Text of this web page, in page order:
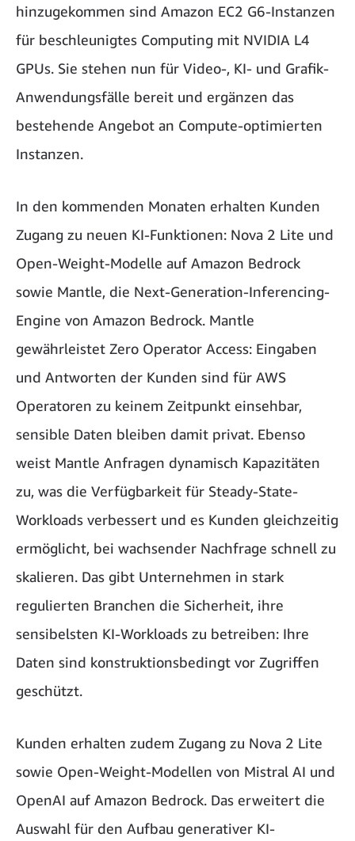
hinzugekommen sind Amazon EC2 G6-Instanzen
für beschleunigtes Computing mit NVIDIA L4
GPUs. Sie stehen nun für Video-, KI- und Grafik-
Anwendungsfälle bereit und ergänzen das
bestehende Angebot an Compute-optimierten
Instanzen.
In den kommenden Monaten erhalten Kunden
Zugang zu neuen KI-Funktionen: Nova 2 Lite und
Open-Weight-Modelle auf Amazon Bedrock
sowie Mantle, die Next-Generation-Inferencing-
Engine von Amazon Bedrock. Mantle
gewährleistet Zero Operator Access: Eingaben
und Antworten der Kunden sind für AWS
Operatoren zu keinem Zeitpunkt einsehbar,
sensible Daten bleiben damit privat. Ebenso
weist Mantle Anfragen dynamisch Kapazitäten
zu, was die Verfügbarkeit für Steady-State-
Workloads verbessert und es Kunden gleichzeitig
ermöglicht, bei wachsender Nachfrage schnell zu
skalieren. Das gibt Unternehmen in stark
regulierten Branchen die Sicherheit, ihre
sensibelsten KI-Workloads zu betreiben: Ihre
Daten sind konstruktionsbedingt vor Zugriffen
geschützt.
Kunden erhalten zudem Zugang zu Nova 2 Lite
sowie Open-Weight-Modellen von Mistral AI und
OpenAI auf Amazon Bedrock. Das erweitert die
Auswahl für den Aufbau generativer KI-